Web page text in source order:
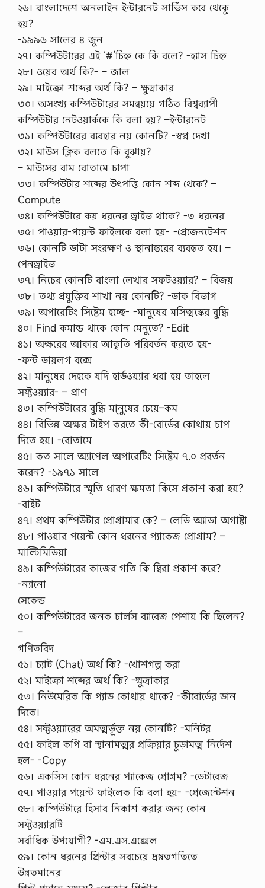
২৬। বাংলাদেশে অনলাইন ইন্টারনেট সার্ভিস কবে থেকেু
হয়?
-১৯৯৬ সালের ৪ জুন
২৭। কম্পিউটারের এই ‘#’চিহ্ন কে কি বলে? -হ্যাস চিহ্ন
২৮। ওয়েব অর্থ কি?- – জাল
২৯। মাইক্রো শব্দের অর্থ কি? – ক্ষুদ্রাকার
৩০। অসংখ্য কম্পিউটারের সমন্বয়য়ে গঠিত বিশ্বব্যাপী
কম্পিউটার নেটওয়ার্ককে কি বলা হয়? –ইন্টারনেট
৩১। কম্পিউটারের ব্যবহার নয় কোনটি? -স্বপ্ন দেখা
৩২। মাউস ক্লিক বলতে কি বুঝায়?
– মাউসের বাম বোতামে চাপা
৩৩। কম্পিউটার শব্দের উৎপত্তি কোন শব্দ থেকে? –
Compute
৩৪। কম্পিউটারে কয় ধরনের ড্রাইভ থাকে? -৩ ধরনের
৩৫। পাওয়ার-পয়েন্ট ফাইলকে বলা হয়- -প্রেজেনটেশন
৩৬। কোনটি ডাটা সংরক্ষণ ও স্থানান্তরের ব্যবহৃত হয়। –
পেনড্রাইভ
৩৭। নিচের কোনটি বাংলা লেখার সফটওয়্যার? – বিজয়
৩৮। তথ্য প্রযুক্তির শাখা নয় কোনটি? -ডাক বিভাগ
৩৯। অপারেটিং সিষ্টেম হচ্ছে- -মানুষের মসিত্মস্কের বুদ্ধি
৪০। Find কমান্ড থাকে কোন মেনুতে? -Edit
৪১। অক্ষরের আকার আকৃতি পরিবর্তন করতে হয়-
-ফন্ট ডায়লগ বক্সে
৪২। মানুষের দেহকে যদি হার্ডওয়্যার ধরা হয় তাহলে
সফ্টওয়্যার- – প্রাণ
৪৩। কম্পিউটারের বুদ্ধি মা্নুষের চেয়ে–কম
৪৪। বিভিন্ন অক্ষর টাইপ করতে কী-বোর্ডের কোথায় চাপ
দিতে হয়। -বোতামে
৪৫। কত সালে অ্যাপেল অপারেটিং সিষ্টেম ৭.০ প্রবর্তন
করেন? -১৯৭১ সালে
৪৬। কম্পিউটারে স্মৃতি ধারণ ক্ষমতা কিসে প্রকাশ করা হয়?
-বাইট
৪৭। প্রথম কম্পিউটার প্রোগ্রামার কে? – লেডি অ্যাডা অগাষ্টা
৪৮। পাওয়ার পয়েন্ট কোন ধরনের প্যাকেজ প্রোগ্রাম? –
মাল্টিমিডিয়া
৪৯। কম্পিউটারের কাজের গতি কি দ্বিরা প্রকাশ করে?
-ন্যানো
সেকেন্ড
৫০। কম্পিউটারের জনক চার্লস ব্যাবেজ পেশায় কি ছিলেন?
–
গণিতবিদ
৫১। চ্যাট (Chat) অর্থ কি? -খোশগল্প করা
৫২। মাইক্রো শব্দের অর্থ কি? -ক্ষুদ্রাকার
৫৩। নিউমেরিক কি প্যাড কোথায় থাকে? -কীবোর্ডের ডান
দিকে।
৫৪। সফ্টওয়্যারের অমত্মর্ভূক্ত নয় কোনটি? -মনিটর
৫৫। ফাইল কপি বা স্থানামত্মর প্রক্রিয়ার চুড়ামত্ম নির্দেশ
হল- -Copy
৫৬। একসিস কোন ধরনের প্যাকেজ প্রোগ্রম? -ডেটাবেজ
৫৭। পাওয়ার পয়েন্ট ফাইলেক কি বলা হয়- -প্রেজেন্টেশন
৫৮। কম্পিউটারে হিসাব নিকাশ করার জন্য কোন
সফ্টওয়্যারটি
সর্বাধিক উপযোগী? -এম.এস.এক্সেল
৫৯। কোন ধরনের প্রিন্টার সবচেয়ে দ্রম্নতগতিতে
উন্নতমানের